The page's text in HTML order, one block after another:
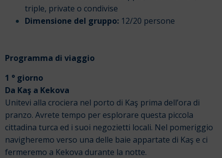
triple, private o condivise
Dimensione del gruppo: 12/20 persone
Programma di viaggio
1 ° giorno
Da Kaş a Kekova
Unitevi alla crociera nel porto di Kaş prima dell’ora di
pranzo. Avrete tempo per esplorare questa piccola
cittadina turca ed i suoi negozietti locali. Nel pomeriggio
navigheremo verso una delle baie appartate di Kaş e ci
fermeremo a Kekova durante la notte.